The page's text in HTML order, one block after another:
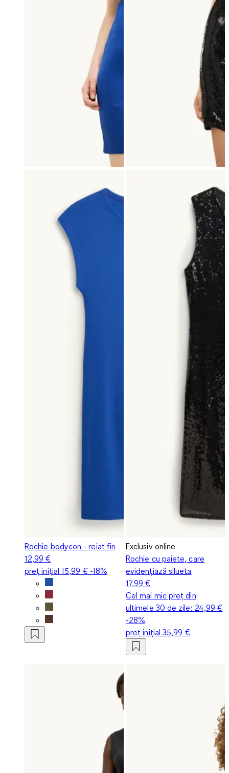
Rochie bodycon - reiat fin
12,99 €
preț inițial15,99 €-18%
Exclusiv online
Rochie cu paiete, care
evidențiază silueta
17,99 €
Cel mai mic preț din
ultimele 30 de zile: 24,99 €
-28%
preț inițial35,99 €